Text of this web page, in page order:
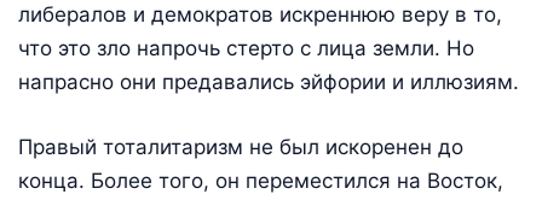
либералов и демократов искреннюю веру в то,
что это зло напрочь стерто с лица земли. Но
напрасно они предавались эйфории и иллюзиям.
Правый тоталитаризм не был искоренен до
конца. Более того, он переместился на Восток,